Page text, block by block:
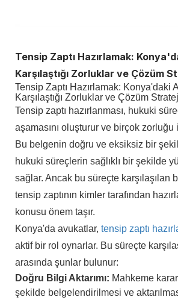
Tensip Zaptı Hazırlamak:
Karşılaştığı Zorluklar ve Çözüm
Tensip Zaptı Hazırlamak: Konya'daki
Karşılaştığı Zorluklar ve Çözüm
Tensip zaptı hazırlanması, hukuki
aşamasını oluşturur ve birçok zorluğu
Bu belgenin doğru ve eksiksiz bir
hukuki süreçlerin sağlıklı bir şekilde
sağlar. Ancak bu süreçte karşılaşılan
tensip zaptının kimler tarafından
konusu önem taşır.
Konya'da avukatlar,tensip zaptı
aktif bir rol oynarlar. Bu süreçte
arasında şunlar bulunur:
Doğru Bilgi Aktarımı: Mahkeme
şekilde belgelendirilmesi ve